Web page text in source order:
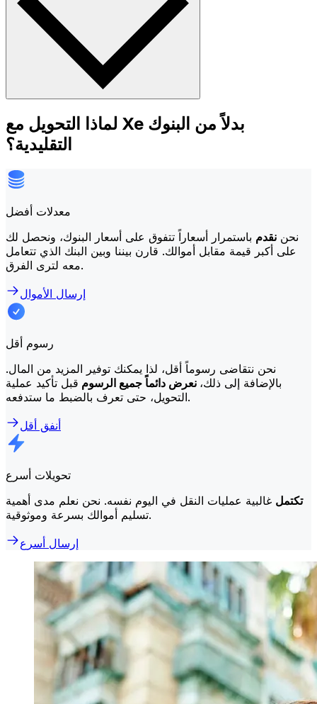
لماذا التحويل مع Xe بدلاً من البنوك
التقليدية؟
معدلات أفضل
نحن نقدم باستمرار أسعاراً تتفوق على أسعار البنوك، ونحصل لك
على أكبر قيمة مقابل أموالك. قارن بيننا وبين البنك الذي تتعامل
معه لترى الفرق.
إرسال الأموال
رسوم أقل
نحن نتقاضى رسوماً أقل، لذا يمكنك توفير المزيد من المال.
بالإضافة إلى ذلك، نعرض دائماً جميع الرسوم قبل تأكيد عملية
التحويل، حتى تعرف بالضبط ما ستدفعه.
أنفق أقل
تحويلات أسرع
تكتمل غالبية عمليات النقل في اليوم نفسه. نحن نعلم مدى أهمية
تسليم أموالك بسرعة وموثوقية.
إرسال أسرع